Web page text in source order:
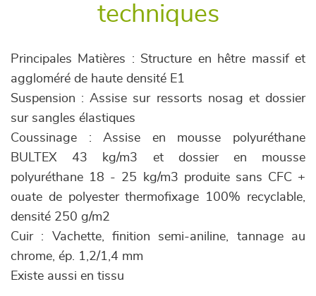
techniques
Principales Matières : Structure en hêtre massif et
aggloméré de haute densité E1
Suspension : Assise sur ressorts nosag et dossier
sur sangles élastiques
Coussinage : Assise en mousse polyuréthane
BULTEX 43 kg/m3 et dossier en mousse
polyuréthane 18 - 25 kg/m3 produite sans CFC +
ouate de polyester thermofixage 100% recyclable,
densité 250 g/m2
Cuir : Vachette, finition semi-aniline, tannage au
chrome, ép. 1,2/1,4 mm
Existe aussi en tissu